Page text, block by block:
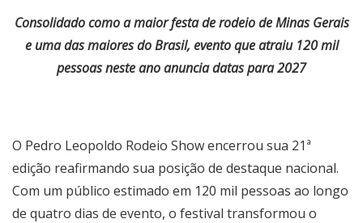
Consolidado como a maior festa de rodeio de Minas Gerais
e uma das maiores do Brasil, evento que atraiu 120 mil
pessoas neste ano anuncia datas para 2027
O Pedro Leopoldo Rodeio Show encerrou sua 21ª
edição reafirmando sua posição de destaque nacional.
Com um público estimado em 120 mil pessoas ao longo
de quatro dias de evento, o festival transformou o